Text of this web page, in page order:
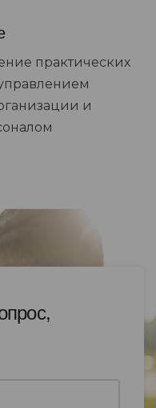
практических
и